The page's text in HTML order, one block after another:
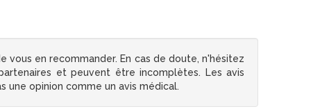
en recommander. En cas de doute, n'hésitez
et peuvent être incomplètes. Les avis
opinion comme un avis médical.